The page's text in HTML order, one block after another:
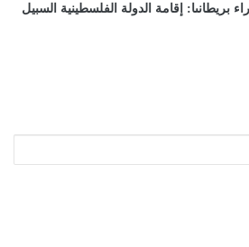
إقامة الدولة الفلسطينية السبيل